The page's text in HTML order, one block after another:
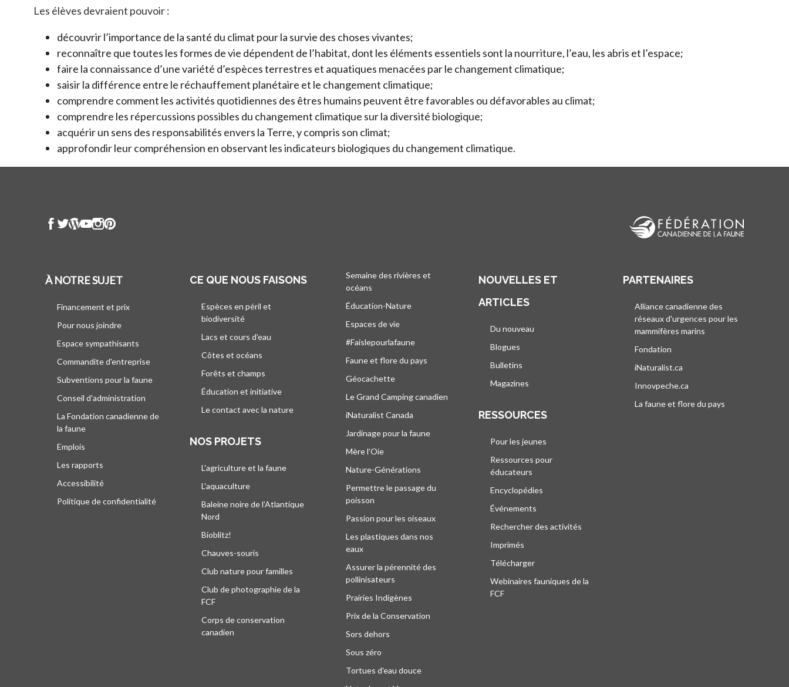
Les élèves devraient pouvoir :
découvrir l’importance de la santé du climat pour la survie des choses vivantes;
reconnaître que toutes les formes de vie dépendent de l’habitat, dont les éléments essentiels sont la nourriture, l’eau, les abris et l’espace;
faire la connaissance d’une variété d’espèces terrestres et aquatiques menacées par le changement climatique;
saisir la différence entre le réchauffement planétaire et le changement climatique;
comprendre comment les activités quotidiennes des êtres humains peuvent être favorables ou défavorables au climat;
comprendre les répercussions possibles du changement climatique sur la diversité biologique;
acquérir un sens des responsabilités envers la Terre, y compris son climat;
approfondir leur compréhension en observant les indicateurs biologiques du changement climatique.
À NOTRE SUJET
Financement et prix
Pour nous joindre
Espace sympathisants
Commandite d'entreprise
Subventions pour la faune
Conseil d'administration
La Fondation canadienne de
la faune
Emplois
Les rapports
Accessibilité
Politique de confidentialité
CE QUE NOUS FAISONS
Espèces en péril et
biodiversité
Lacs et cours d’eau
Côtes et océans
Forêts et champs
Éducation et initiative
Le contact avec la nature
NOS PROJETS
L'agriculture et la faune
L'aquaculture
Baleine noire de l’Atlantique
Nord
Bioblitz!
Chauves-souris
Club nature pour familles
Club de photographie de la
FCF
Corps de conservation
canadien
Semaine des rivières et
océans
Éducation-Nature
Espaces de vie
#Faislepourlafaune
Faune et flore du pays
Géocachette
Le Grand Camping canadien
iNaturalist Canada
Jardinage pour la faune
Mère l’Oie
Nature-Générations
Permettre le passage du
poisson
Passion pour les oiseaux
Les plastiques dans nos
eaux
Assurer la pérennité des
pollinisateurs
Prairies Indigènes
Prix de la Conservation
Sors dehors
Sous zéro
Tortues d'eau douce
NOUVELLES ET
ARTICLES
Du nouveau
Blogues
Bulletins
Magazines
RESSOURCES
Pour les jeunes
Ressources pour
éducateurs
Encyclopédies
Événements
Rechercher des activités
Imprimés
Télécharger
Webinaires fauniques de la
FCF
PARTENAIRES
Alliance canadienne des
réseaux d'urgences pour les
mammifères marins
Fondation
iNaturalist.ca
Innovpeche.ca
La faune et flore du pays